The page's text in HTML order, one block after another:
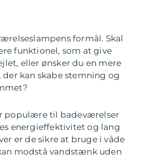
formål. Skal
funktionel, som at give
eller ønsker du en mere
kan skabe stemning og
populære til badeværelser
energieffektivitet og lang
er de sikre at bruge i våde
modstå vandstænk uden